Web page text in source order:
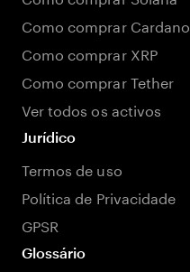
Como comprar Cardano
Como comprar XRP
Como comprar Tether
Ver todos os activos
Jurídico
Termos de uso
Política de Privacidade
GPSR
Glossário